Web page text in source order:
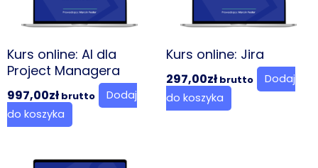
Kurs online: AI dla
Project Managera
997,00zł brutto
Dodaj
do koszyka
Kurs online: Jira
297,00zł brutto
Dodaj
do koszyka